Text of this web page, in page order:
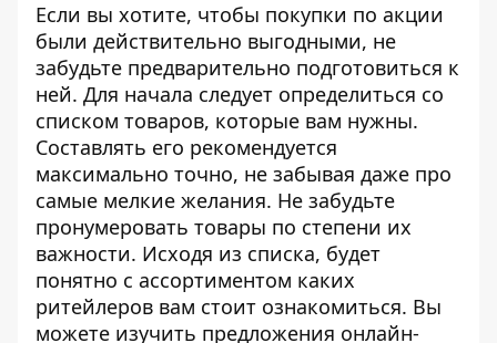
Если вы хотите, чтобы покупки по акции
были действительно выгодными, не
забудьте предварительно подготовиться к
ней. Для начала следует определиться со
списком товаров, которые вам нужны.
Составлять его рекомендуется
максимально точно, не забывая даже про
самые мелкие желания. Не забудьте
пронумеровать товары по степени их
важности. Исходя из списка, будет
понятно с ассортиментом каких
ритейлеров вам стоит ознакомиться. Вы
можете изучить предложения онлайн-